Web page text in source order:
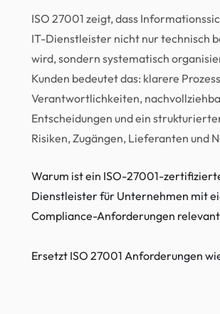
ISO 27001 zeigt, dass
IT-Dienstleister nicht nur technisch
wird, sondern systematisch
Kunden bedeutet das: klarere
Verantwortlichkeiten,
Entscheidungen und ein
Risiken, Zugängen, Lieferanten und
Warum ist ein ISO-27001-
Dienstleister für Unternehmen mit
Compliance-Anforderungen
Ersetzt ISO 27001 Anforderungen